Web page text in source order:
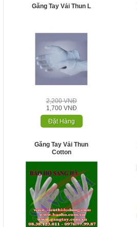
Găng Tay Vải Thun L
2,200 VNĐ
1,700 VNĐ
Đặt Hàng
Găng Tay Vải Thun
Cotton